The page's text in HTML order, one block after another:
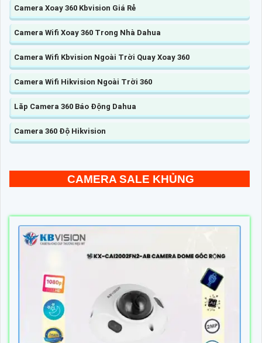
Camera Xoay 360 Kbvision Giá Rẻ
Camera Wifi Xoay 360 Trong Nhà Dahua
Camera Wifi Kbvision Ngoài Trời Quay Xoay 360
Camera Wifi Hikvision Ngoài Trời 360
Lăp Camera 360 Báo Động Dahua
Camera 360 Độ Hikvision
CAMERA SALE KHỦNG